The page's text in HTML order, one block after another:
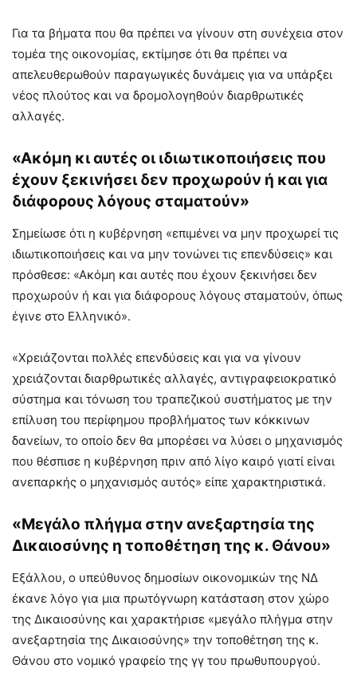
Για τα βήματα που θα πρέπει να γίνουν στη συνέχεια στον
τομέα της οικονομίας, εκτίμησε ότι θα πρέπει να
απελευθερωθούν παραγωγικές δυνάμεις για να υπάρξει
νέος πλούτος και να δρομολογηθούν διαρθρωτικές
αλλαγές.
«Ακόμη κι αυτές οι ιδιωτικοποιήσεις που
έχουν ξεκινήσει δεν προχωρούν ή και για
διάφορους λόγους σταματούν»
Σημείωσε ότι η κυβέρνηση «επιμένει να μην προχωρεί τις
ιδιωτικοποιήσεις και να μην τονώνει τις επενδύσεις» και
πρόσθεσε: «Ακόμη και αυτές που έχουν ξεκινήσει δεν
προχωρούν ή και για διάφορους λόγους σταματούν, όπως
έγινε στο Ελληνικό».
«Χρειάζονται πολλές επενδύσεις και για να γίνουν
χρειάζονται διαρθρωτικές αλλαγές, αντιγραφειοκρατικό
σύστημα και τόνωση του τραπεζικού συστήματος με την
επίλυση του περίφημου προβλήματος των κόκκινων
δανείων, το οποίο δεν θα μπορέσει να λύσει ο μηχανισμός
που θέσπισε η κυβέρνηση πριν από λίγο καιρό γιατί είναι
ανεπαρκής ο μηχανισμός αυτός» είπε χαρακτηριστικά.
«Μεγάλο πλήγμα στην ανεξαρτησία της
Δικαιοσύνης η τοποθέτηση της κ. Θάνου»
Εξάλλου, ο υπεύθυνος δημοσίων οικονομικών της ΝΔ
έκανε λόγο για μια πρωτόγνωρη κατάσταση στον χώρο
της Δικαιοσύνης και χαρακτήρισε «μεγάλο πλήγμα στην
ανεξαρτησία της Δικαιοσύνης» την τοποθέτηση της κ.
Θάνου στο νομικό γραφείο της γγ του πρωθυπουργού.